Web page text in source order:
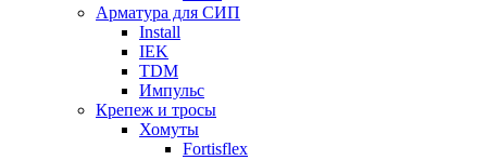
Арматура для СИП
Install
IEK
TDM
Импульс
Крепеж и тросы
Хомуты
Fortisflex